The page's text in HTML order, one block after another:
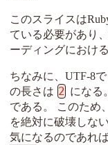
このスライスは
ている必要があり
ーディングにおけ
ちなみに、UTF-8で
の長さは 2 になる
である。 このため
を絶対に破壊しな
気になるのであれば